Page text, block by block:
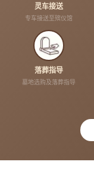
灵车接送
专车接送至殡仪馆
落葬指导
墓地选购及落葬指导